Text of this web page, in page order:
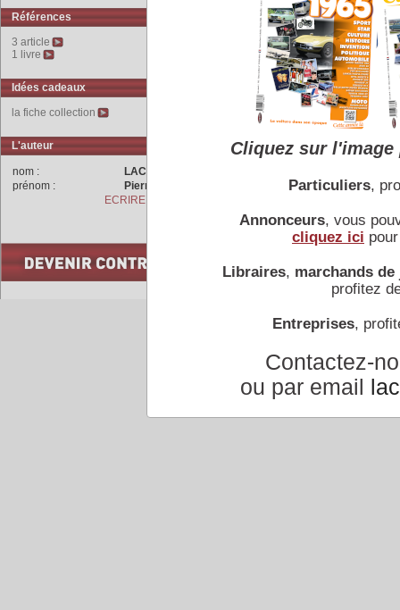
Références
3 article
1 livre
Idées cadeaux
la fiche collection
L'auteur
nom :
LACHET
prénom :
Pierre
ECRIRE A L'AUTEUR
rigoureuse.
Lors de la première
Cappé et Jean
l’équipeMilhau/ Pierre
COMMENTAIRES
Accueil | Conseiller à un
Cliquez sur
Particuliers,
Annonceurs, vous
cliquez ici
Libraires, marchands de
profitez
Entreprises,
Contactez-
ou par email